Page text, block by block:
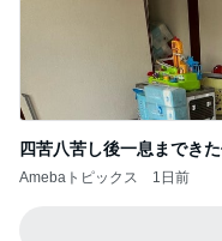
四苦八苦し後一息までき
Amebaトピックス 1日前